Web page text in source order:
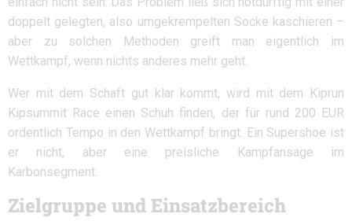
doppelt gelegten, also umgekrempelten Socke kaschieren –
aber zu solchen Methoden greift man eigentlich im
Wettkampf, wenn nichts anderes mehr geht.
Wer mit dem Schaft gut klar kommt, wird mit dem Kiprun
Kipsummit Race einen Schuh finden, der für rund 200 EUR
ordentlich Tempo in den Wettkampf bringt. Ein Supershoe ist
er nicht, aber eine preisliche Kampfansage im
Karbonsegment.
Zielgruppe und Einsatzbereich